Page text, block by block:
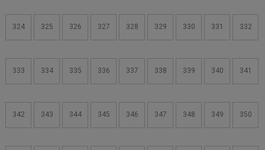
324 325 326 327 328 329 330 331 332
333 334 335 336 337 338 339 340 341
342 343 344 345 346 347 348 349 350